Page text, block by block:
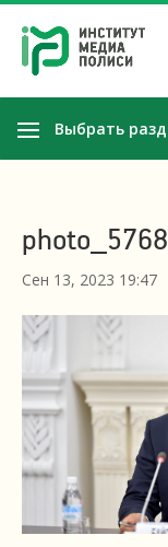
Выбрать
Сен 13, 2023 19:47